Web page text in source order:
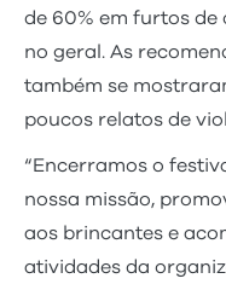
de 60% em furtos de
no geral. As
também se
poucos relatos de
“Encerramos o
nossa missão,
aos brincantes e
atividades da